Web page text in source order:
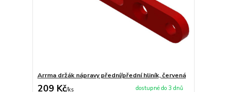
Arrma držák nápravy přední/přední hliník, červená
209 Kč/ks
dostupné do 3 dnů